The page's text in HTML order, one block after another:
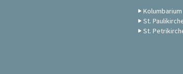
Kolumbarium
St.
St.